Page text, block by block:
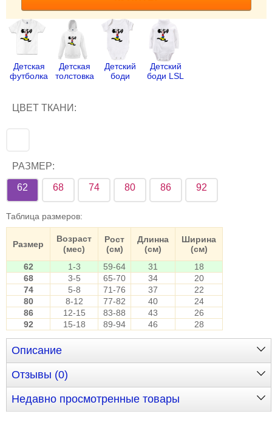
Детская
футболка
Детская
толстовка
Детский
боди
Детский
боди LSL
ЦВЕТ ТКАНИ:
РАЗМЕР:
62 68 74 80 86 92
Таблица размеров:
Размер
Возраст
(мес)
Рост
(см)
Длинна
(см)
Ширина
(см)
62
1-3 59-64 31
18
68
3-5 65-70 34
20
74
5-8 71-76 37
22
80
8-12 77-82 40
24
86
12-15 83-88 43
26
92
15-18 89-94 46 28
Описание
Отзывы (0)
Недавно просмотренные товары